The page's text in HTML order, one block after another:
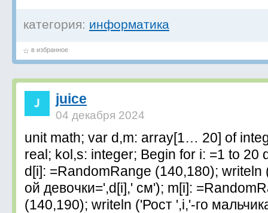
категория: информатика
в избранное
juice
04 декабря 2024
unit math; var d,m: array[1… 20] of
real; kol,s: integer; Begin for i: =1 to 20
d[i]: =RandomRange (140,180); writeln
ой девочки=',d[i],' см'); m[i]:
(140,190); writeln ('Рост ',i,'-го